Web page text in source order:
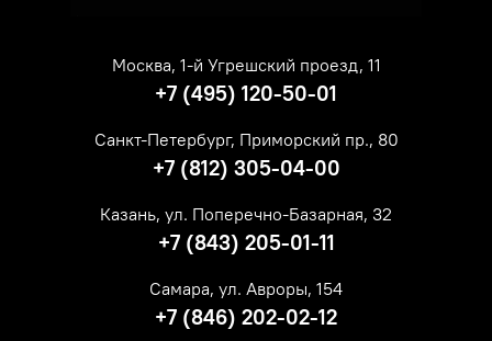
Москва, 1-й Угрешский проезд, 11
+7 (495) 120-50-01
Санкт-Петербург, Приморский пр., 80
+7 (812) 305-04-00
Казань, ул. Поперечно-Базарная, 32
+7 (843) 205-01-11
Самара, ул. Авроры, 154
+7 (846) 202-02-12